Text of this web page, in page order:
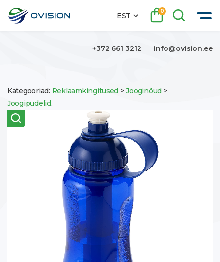
EST
0
+372 661 3212 info@ovision.ee
Kategooriad: Reklaamkingitused >Jooginõud >
Joogipudelid.